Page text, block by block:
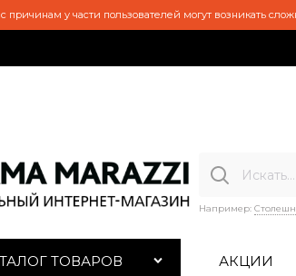
у части пользователей могут возникать
Например:
ТОВАРОВ АКЦИИ